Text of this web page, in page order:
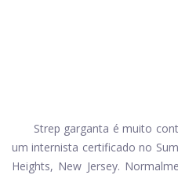
Strep garganta é muito
um internista certificado no
Heights, New Jersey.